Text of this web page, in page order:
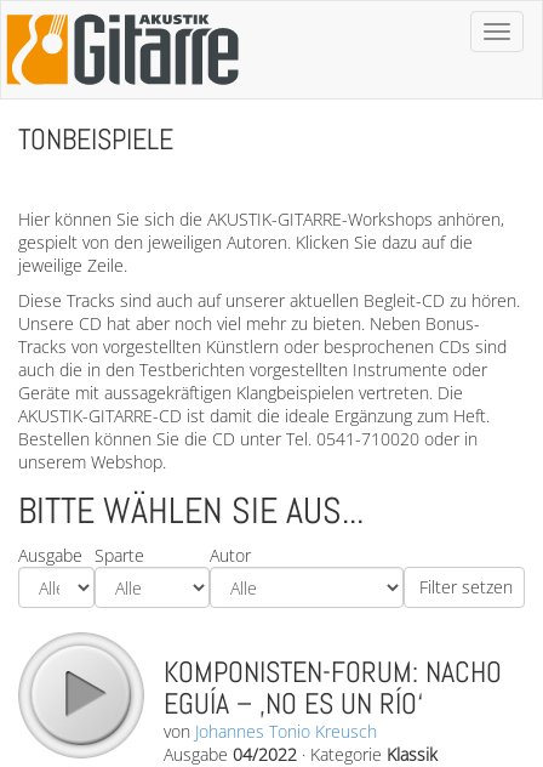
Toggle
TONBEISPIELE
Hier können Sie sich die AKUSTIK-GITARRE-Workshops anhören,
gespielt von den jeweiligen Autoren. Klicken Sie dazu auf die
jeweilige Zeile.
Diese Tracks sind auch auf unserer aktuellen Begleit-CD zu hören.
Unsere CD hat aber noch viel mehr zu bieten. Neben Bonus-
Tracks von vorgestellten Künstlern oder besprochenen CDs sind
auch die in den Testberichten vorgestellten Instrumente oder
Geräte mit aussagekräftigen Klangbeispielen vertreten. Die
AKUSTIK-GITARRE-CD ist damit die ideale Ergänzung zum Heft.
Bestellen können Sie die CD unter Tel. 0541-710020 oder in
unserem Webshop.
BITTE WÄHLEN SIE AUS...
Ausgabe Sparte Autor
KOMPONISTEN-FORUM: NACHO
EGUÍA – ‚NO ES UN RÍO‘
von Johannes Tonio Kreusch
Ausgabe 04/2022 · Kategorie Klassik